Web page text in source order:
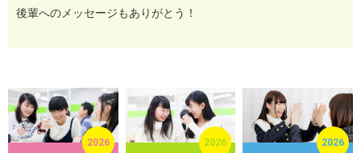
後輩へのメッセージもありがとう！
2026 2026 2026